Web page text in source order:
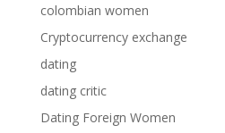
colombian women
Cryptocurrency exchange
dating
dating critic
Dating Foreign Women